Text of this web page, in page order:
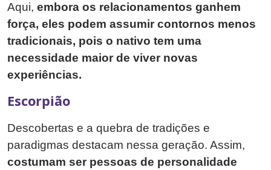
Aqui, embora os relacionamentos ganhem
força, eles podem assumir contornos menos
tradicionais, pois o nativo tem uma
necessidade maior de viver novas
experiências.
Escorpião
Descobertas e a quebra de tradições e
paradigmas destacam nessa geração. Assim,
costumam ser pessoas de personalidade